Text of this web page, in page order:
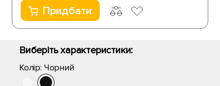
Придбати
Виберіть характеристики:
Колір: Чорний